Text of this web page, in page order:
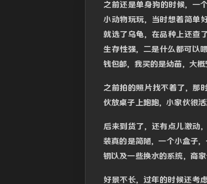
之前还是单身狗的时候，一
小动物玩玩，当时想着简单
就选了乌龟，在品种上还查
生存性强，二是什么都可以
钱包邮，我买的是幼苗，大概
之前拍的照片找不着了，那
伙放桌子上跑跑，小家伙很活
后来到货了，还有点儿激动
装真的是简陋，一个小盒子
钢以及一些换水的系统，商
好景不长，过年的时候还考